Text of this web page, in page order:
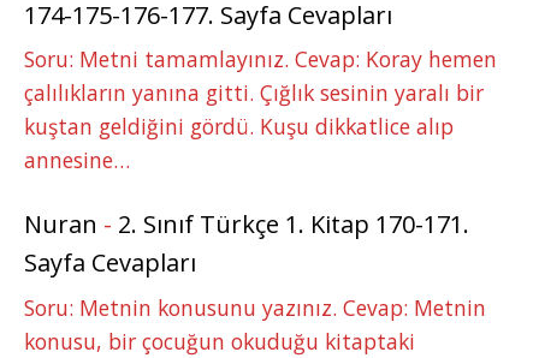
174-175-176-177. Sayfa Cevapları
Soru: Metni tamamlayınız. Cevap: Koray hemen
çalılıkların yanına gitti. Çığlık sesinin yaralı bir
kuştan geldiğini gördü. Kuşu dikkatlice alıp
annesine…
Nuran - 2. Sınıf Türkçe 1. Kitap 170-171.
Sayfa Cevapları
Soru: Metnin konusunu yazınız. Cevap: Metnin
konusu, bir çocuğun okuduğu kitaptaki